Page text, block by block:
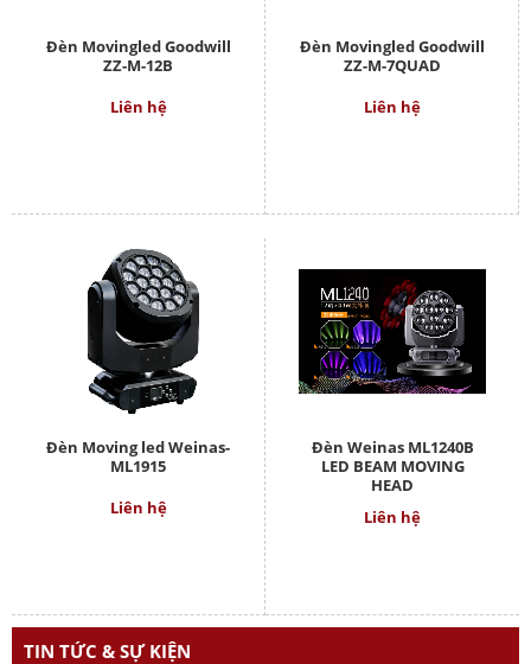
Đèn Movingled Goodwill
ZZ-M-12B
Liên hệ
Đèn Movingled Goodwill
ZZ-M-7QUAD
Liên hệ
Đèn Moving led Weinas-
ML1915
Liên hệ
Đèn Weinas ML1240B
LED BEAM MOVING
HEAD
Liên hệ
TIN TỨC & SỰ KIỆN